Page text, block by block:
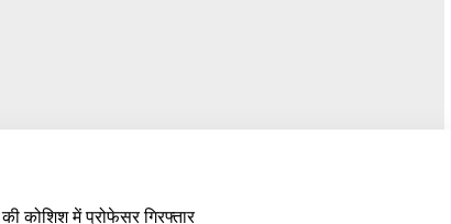
कोशिश में प्रोफेसर गिरफ्तार